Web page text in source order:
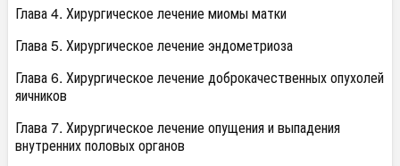
Глава 4. Хирургическое лечение миомы матки
Глава 5. Хирургическое лечение эндометриоза
Глава 6. Хирургическое лечение доброкачественных опухолей
яичников
Глава 7. Хирургическое лечение опущения и выпадения
внутренних половых органов